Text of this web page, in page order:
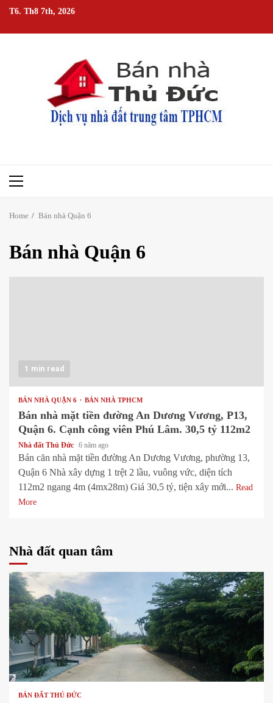
Skip
content
T6. Th8 7th, 2026
Primary
Home Bán nhà Quận 6
Bán nhà Quận 6
1 min read
BÁN NHÀ QUẬN 6 BÁN NHÀ TPHCM
Bán nhà mặt tiền đường An Dương Vương, P13,
Quận 6. Cạnh công viên Phú Lâm. 30,5 tỷ 112m2
Nhà đất Thủ Đức 6 năm ago
Bán căn nhà mặt tiền đường An Dương Vương, phường 13,
Quận 6 Nhà xây dựng 1 trệt 2 lầu, vuông vức, diện tích
112m2 ngang 4m (4mx28m) Giá 30,5 tỷ, tiện xây mới... Read
More
Nhà đất quan tâm
1 min read
BÁN ĐẤT THỦ ĐỨC